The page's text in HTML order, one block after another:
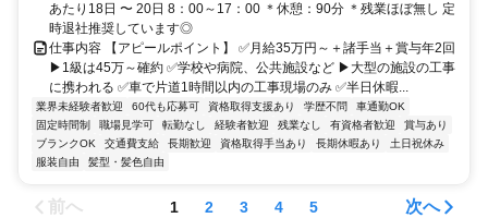
あたり18日 〜 20日 8：00～17：00 ＊休憩：90分 ＊残業ほぼ無し 定
時退社推奨しています◎
仕事内容 【アピールポイント】 ✅月給35万円～＋諸手当＋賞与年2回
▶1級は45万～確約 ✅学校や病院、公共施設など ▶大型の施設の工事
に携われる ✅車で片道1時間以内の工事現場のみ ✅半日休暇...
業界未経験者歓迎 60代も応募可 資格取得支援あり 学歴不問
車通勤OK
固定時間制
職場見学可 転勤なし 経験者歓迎 残業なし 有資格者歓迎
賞与あり
ブランクOK
交通費支給 長期歓迎 資格取得手当あり 長期休暇あり
土日祝休み
服装自由
髪型・髪色自由
前へ 1 2 3 4 5 次へ